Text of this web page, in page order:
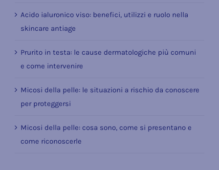
Acido ialuronico viso: benefici, utilizzi e ruolo nella
skincare antiage
Prurito in testa: le cause dermatologiche più comuni
e come intervenire
Micosi della pelle: le situazioni a rischio da conoscere
per proteggersi
Micosi della pelle: cosa sono, come si presentano e
come riconoscerle